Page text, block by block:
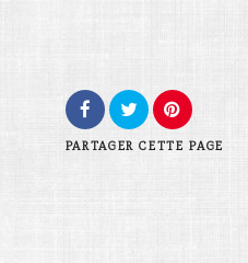
PARTAGER CETTE PAGE